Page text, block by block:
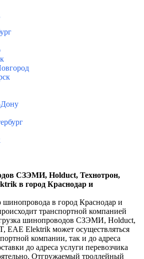
Дону
СЗЭМИ, Holduct, Технотрон,
в город Краснодар и
шинопровода в город Краснодар и
транспортной компанией
шинопроводов СЗЭМИ, Holduct,
EAE Elektrik может осуществляться
компании, так и до адреса
до адреса услуги перевозчика
Отгружаемый троллейный